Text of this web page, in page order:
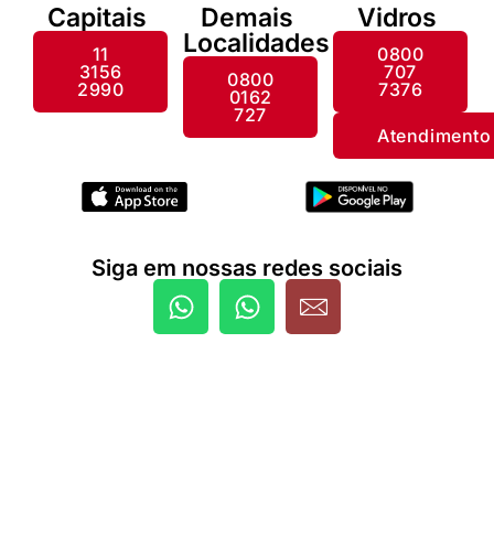
Capitais
11
3156
2990
Demais
Localidades
0800
0162
727
Vidros
0800
707
7376
Atendimento
Siga em nossas redes sociais